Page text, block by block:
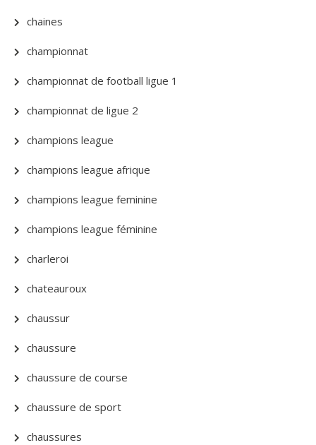
chaines
championnat
championnat de football ligue 1
championnat de ligue 2
champions league
champions league afrique
champions league feminine
champions league féminine
charleroi
chateauroux
chaussur
chaussure
chaussure de course
chaussure de sport
chaussures